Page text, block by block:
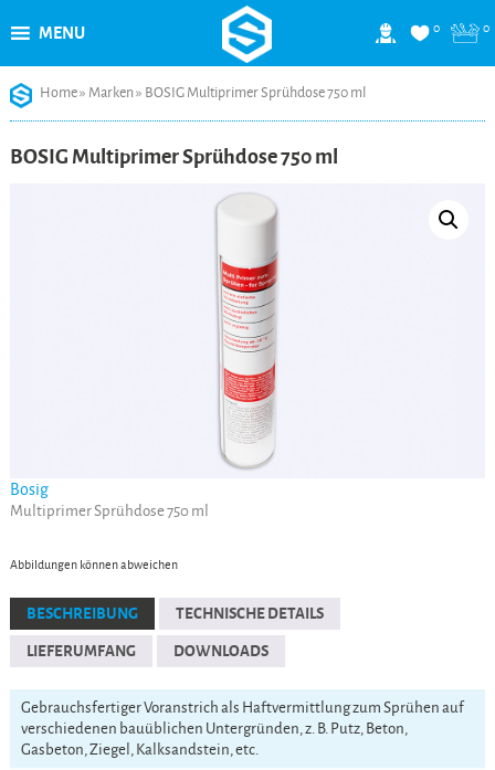
content
0 0
MENU
Home» Marken» BOSIG Multiprimer Sprühdose 750 ml
BOSIG Multiprimer Sprühdose 750 ml
Bosig
Multiprimer Sprühdose 750 ml
Abbildungen können abweichen
BESCHREIBUNG TECHNISCHE DETAILS
LIEFERUMFANG DOWNLOADS
Gebrauchsfertiger Voranstrich als Haftvermittlung zum Sprühen auf
verschiedenen bauüblichen Untergründen, z. B. Putz, Beton,
Gasbeton, Ziegel, Kalksandstein, etc.